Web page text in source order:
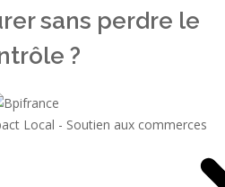
sans perdre le
?
Local - Soutien aux commerces